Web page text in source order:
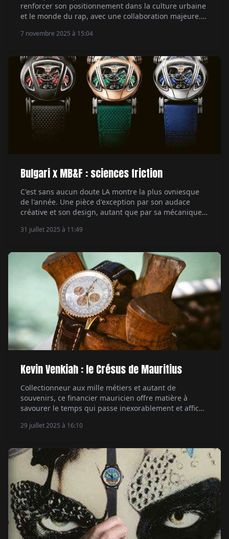
renforcer son positionnement dans la culture urbaine
et le monde du rap, avec une collaboration majeure.
musicale actuelle, devient son ambassadeur. Un
de la Batte.
7 novembre 2025 à 15:04
Bulgari x MB&F : sciences friction
C'est sans aucun doute LA montre la plus ovniesque
de l'année. Une pièce d'exception par son audace
créative et son design, autant que par sa mécanique.
MB&F Serpenti, qui viennent d'une autre galaxie. Par
31 juillet 2025 à 11:49
Kevin Venkiah : le Crésus de Mauritius
Collectionneur aux mille métiers et autant de
souvenirs, ce financier mauricien offre matière à
savourer le temps qui passe inexorablement et affiche
Emmanuel Galiero.
29 juillet 2025 à 16:10